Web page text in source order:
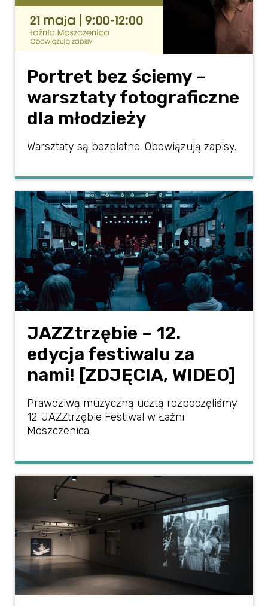
Portret bez ściemy –
warsztaty fotograficzne
dla młodzieży
Warsztaty są bezpłatne. Obowiązują zapisy.
JAZZtrzębie – 12.
edycja festiwalu za
nami! [ZDJĘCIA, WIDEO]
Prawdziwą muzyczną ucztą rozpoczęliśmy
12. JAZZtrzębie Festiwal w Łaźni
Moszczenica.